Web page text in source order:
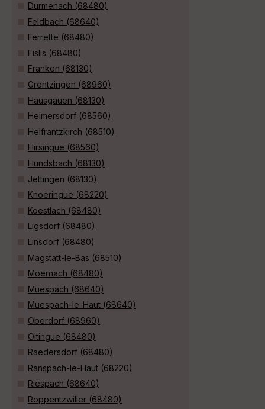
Durmenach (68480)
Feldbach (68640)
Ferrette (68480)
Fislis (68480)
Franken (68130)
Grentzingen (68960)
Hausgauen (68130)
Heimersdorf (68560)
Helfrantzkirch (68510)
Hirsingue (68560)
Hundsbach (68130)
Jettingen (68130)
Knoeringue (68220)
Koestlach (68480)
Ligsdorf (68480)
Linsdorf (68480)
Magstatt-le-Bas (68510)
Moernach (68480)
Muespach (68640)
Muespach-le-Haut (68640)
Oberdorf (68960)
Oltingue (68480)
Raedersdorf (68480)
Ranspach-le-Haut (68220)
Riespach (68640)
Roppentzwiller (68480)